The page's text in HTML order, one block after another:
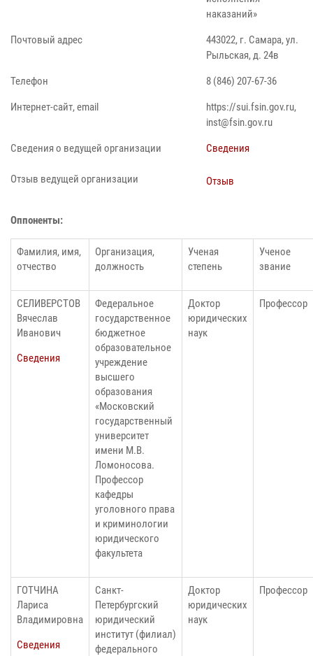
наказаний»
Почтовый адрес
443022, г. Самара, ул.
Рыльская, д. 24в
Телефон 8 (846) 207-67-36
Интернет-сайт, email https://sui.fsin.gov.ru,
inst@fsin.gov.ru
Сведения о ведущей организации Сведения
Отзыв ведущей организации Отзыв
Оппоненты:
Фамилия, имя,
отчество
Организация,
должность
Ученая
степень
Ученое
звание
СЕЛИВЕРСТОВ
Вячеслав
Иванович
Сведения
Федеральное
государственное
бюджетное
образовательное
учреждение
высшего
образования
«Московский
государственный
университет
имени М.В.
Ломоносова.
Профессор
кафедры
уголовного права
и криминологии
юридического
факультета
Доктор
юридических
наук
Профессор
ГОТЧИНА
Лариса
Владимировна
Сведения
Санкт-
Петербургский
юридический
институт (филиал)
федерального
Доктор
юридических
наук
Профессор